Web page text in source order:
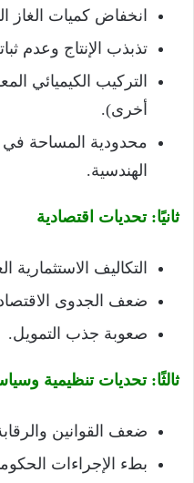
انخفاض كميات الغاز
تذبذب الإنتاج وعدم
أخرى).
محدودية المساحة في
الهندسية.
ثانيًا: تحديات اقتصادية
التكاليف الاستثمارية
ضعف الجدوى
صعوبة جذب التمويل.
ثالثًا: تحديات تنظيمية
ضعف القوانين
بطء الإجراءات